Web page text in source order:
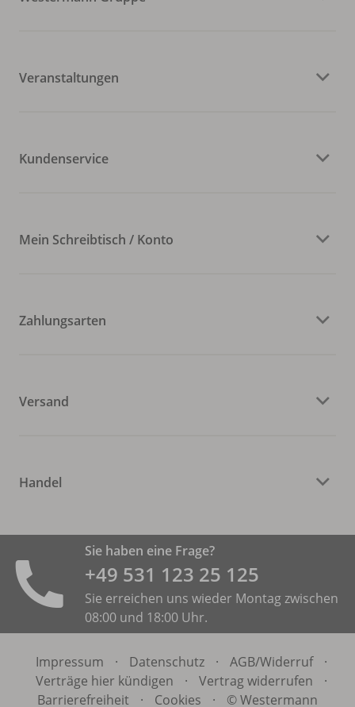
Veranstaltungen
Kundenservice
Mein Schreibtisch / Konto
Zahlungsarten
Versand
Handel
Sie haben eine Frage?
+49 531 ­123 25 125
Sie erreichen uns wieder Montag zwischen
08:00 und 18:00 Uhr.
Impressum · Datenschutz · AGB/Widerruf
·
Verträge hier kündigen
· Vertrag widerrufen
·
Barrierefreiheit
· Cookies · © Westermann